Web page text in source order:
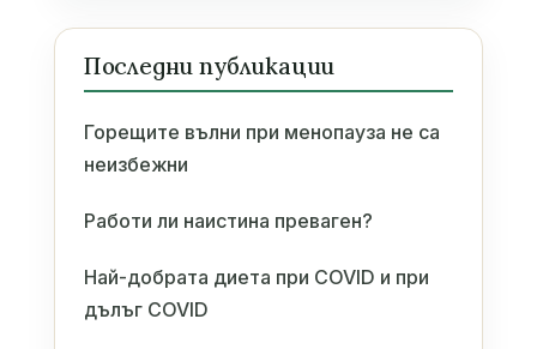
Последни публикации
Горещите вълни при менопауза не са
неизбежни
Работи ли наистина преваген?
Най-добрата диета при COVID и при
дълъг COVID